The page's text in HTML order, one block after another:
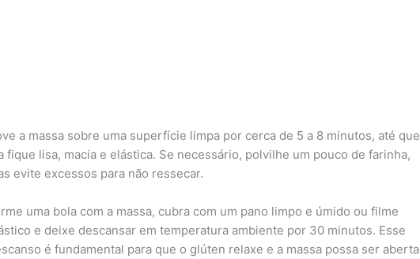
a massa sobre uma superfície limpa por cerca de 5 a 8 minutos, até que
fique lisa, macia e elástica. Se necessário, polvilhe um pouco de farinha,
evite excessos para não ressecar.
uma bola com a massa, cubra com um pano limpo e úmido ou filme
e deixe descansar em temperatura ambiente por 30 minutos. Esse
é fundamental para que o glúten relaxe e a massa possa ser aberta